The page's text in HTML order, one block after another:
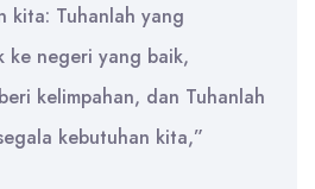
kita: Tuhanlah yang
ke negeri yang baik,
kelimpahan, dan Tuhanlah
kebutuhan kita,”